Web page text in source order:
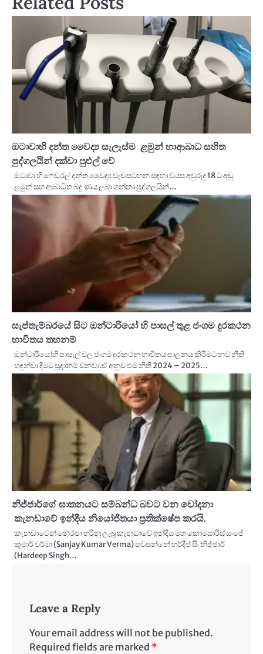
ඔටාවාහි දන්ත වෛද්‍ය සැලැස්ම ළමුන් හාආබාධ සහිත
පුද්ගලයින් දක්වා පුළුල් වේ
ඔටාවා හි ෆෙඩරල් දන්ත වෛද්‍ය වැඩසටහන සඳහා වයස අවුරුදු 18 ට අඩු
ළමුන් සහ ආබාධිත බදු ණය ලබා ගන්නා පුද්ගලයින්…
සැප්තැම්බරයේ සිට ඔන්ටාරියෝ හි පාසල් තුළ ජංගම දුරකථන
භාවිතය තහනම්
ඔන්ටාරියෝහි පාසැල් වල ජංගම දුරකථන භාවිතය පාලනය කිරීමට නව නීති
හඳුන්වා දීමට සූදානම් වනවා.ඒ අනුව එම නීති 2024 – 2025…
නිජ්ජාර්ගේ ඝාතනයට සම්බන්ධ බවට වන චෝදනා
කැනඩාවේ ඉන්දීය නියෝජිතයා ප්‍රතික්ෂේප කරයි.
කැනඩාවෙන් නෙරපා හරිනු ලැබූ කැනඩාවේ ඉන්දීය මහ කොමසාරිස් සංජේ
කුමාර් වර්මා (Sanjay Kumar Verma) පවසන්නේ හර්දීප් සිං නිජ්ජාර්
(Hardeep Singh…
Leave a Reply
Your email address will not be published.
Required fields are marked *